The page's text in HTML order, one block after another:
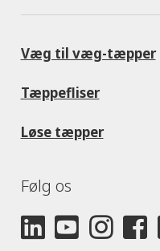
Væg til væg-tæpper
Tæppefliser
Løse tæpper
Følg os